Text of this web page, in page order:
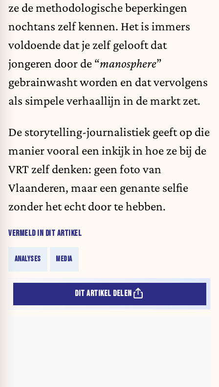
ze de methodologische beperkingen
nochtans zelf kennen. Het is immers
voldoende dat je zelf gelooft dat
jongeren door de “manosphere”
gebrainwasht worden en dat vervolgens
als simpele verhaallijn in de markt zet.
De storytelling-journalistiek geeft op die
manier vooral een inkijk in hoe ze bij de
VRT zelf denken: geen foto van
Vlaanderen, maar een genante selfie
zonder het echt door te hebben.
VERMELD IN DIT ARTIKEL
ANALYSES MEDIA
DIT ARTIKEL DELEN